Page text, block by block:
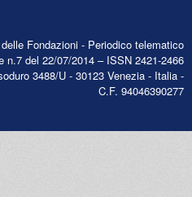
Fondazioni - Periodico telematico
n.7 del 22/07/2014 – ISSN 2421-2466
3488/U - 30123 Venezia - Italia -
C.F. 94046390277